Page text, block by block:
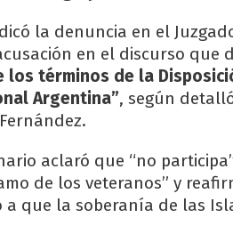
la denuncia en el
en el discurso que
los términos de la
Argentina”, según
aclaró que “no
de los veteranos” y
a que la soberanía de las